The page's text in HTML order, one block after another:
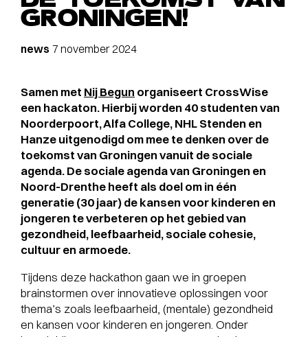
GRONINGEN!
news 7 november 2024
Samen met Nij Begun organiseert CrossWise
een hackaton. Hierbij worden 40 studenten van
Noorderpoort, Alfa College, NHL Stenden en
Hanze uitgenodigd om mee te denken over de
toekomst van Groningen vanuit de sociale
agenda. De sociale agenda van Groningen en
Noord-Drenthe heeft als doel om in één
generatie (30 jaar) de kansen voor kinderen en
jongeren te verbeteren op het gebied van
gezondheid, leefbaarheid, sociale cohesie,
cultuur en armoede.
Tijdens deze hackathon gaan we in groepen
brainstormen over innovatieve oplossingen voor
thema’s zoals leefbaarheid, (mentale) gezondheid
en kansen voor kinderen en jongeren. Onder